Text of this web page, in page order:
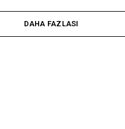
DAHA FAZLASI